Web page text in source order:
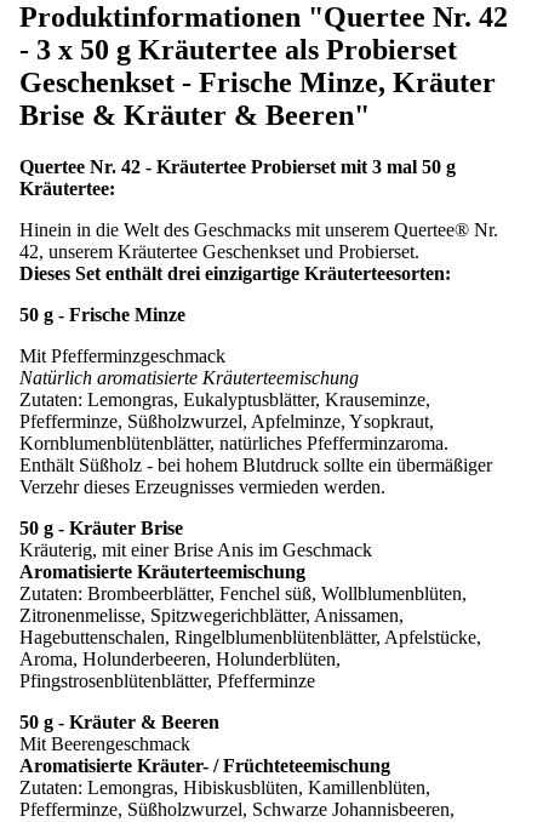
Produktinformationen "Quertee Nr. 42
- 3 x 50 g Kräutertee als Probierset
Geschenkset - Frische Minze, Kräuter
Brise & Kräuter & Beeren"
Quertee Nr. 42 - Kräutertee Probierset mit 3 mal 50 g
Kräutertee:
Hinein in die Welt des Geschmacks mit unserem Quertee® Nr.
42, unserem Kräutertee Geschenkset und Probierset.
Dieses Set enthält drei einzigartige Kräuterteesorten:
50 g - Frische Minze
Mit Pfefferminzgeschmack
Natürlich aromatisierte Kräuterteemischung
Zutaten: Lemongras, Eukalyptusblätter, Krauseminze,
Pfefferminze, Süßholzwurzel, Apfelminze, Ysopkraut,
Kornblumenblütenblätter, natürliches Pfefferminzaroma.
Enthält Süßholz - bei hohem Blutdruck sollte ein übermäßiger
Verzehr dieses Erzeugnisses vermieden werden.
50 g - Kräuter Brise
Kräuterig, mit einer Brise Anis im Geschmack
Aromatisierte Kräuterteemischung
Zutaten: Brombeerblätter, Fenchel süß, Wollblumenblüten,
Zitronenmelisse, Spitzwegerichblätter, Anissamen,
Hagebuttenschalen, Ringelblumenblütenblätter, Apfelstücke,
Aroma, Holunderbeeren, Holunderblüten,
Pfingstrosenblütenblätter, Pfefferminze
50 g - Kräuter & Beeren
Mit Beerengeschmack
Aromatisierte Kräuter- / Früchteteemischung
Zutaten: Lemongras, Hibiskusblüten, Kamillenblüten,
Pfefferminze, Süßholzwurzel, Schwarze Johannisbeeren,